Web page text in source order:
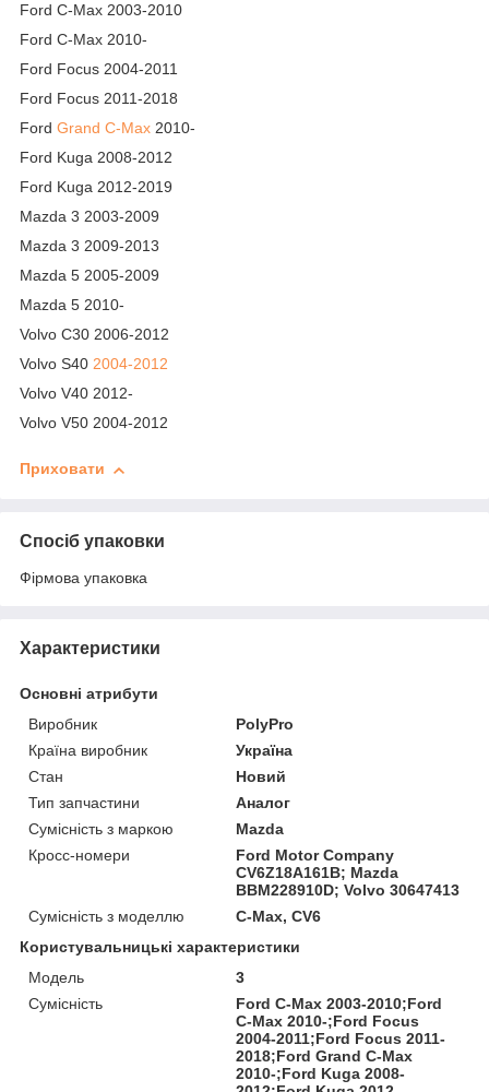
Ford C-Max 2003-2010
Ford C-Max 2010-
Ford Focus 2004-2011
Ford Focus 2011-2018
Ford Grand C-Max 2010-
Ford Kuga 2008-2012
Ford Kuga 2012-2019
Mazda 3 2003-2009
Mazda 3 2009-2013
Mazda 5 2005-2009
Mazda 5 2010-
Volvo C30 2006-2012
Volvo S40 2004-2012
Volvo V40 2012-
Volvo V50 2004-2012
Приховати
Спосіб упаковки
Фірмова упаковка
Характеристики
Основні атрибути
Виробник
PolyPro
Країна виробник
Україна
Стан
Новий
Тип запчастини
Аналог
Сумісність з маркою
Mazda
Кросс-номери
Ford Motor Company
CV6Z18A161B; Mazda
BBM228910D; Volvo 30647413
Сумісність з моделлю
C-Max, CV6
Користувальницькі характеристики
Мoдель
3
Сумісність
Ford C-Max 2003-2010;Ford
C-Max 2010-;Ford Focus
2004-2011;Ford Focus 2011-
2018;Ford Grand C-Max
2010-;Ford Kuga 2008-